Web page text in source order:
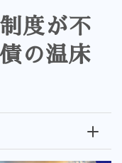
度が不
の温床